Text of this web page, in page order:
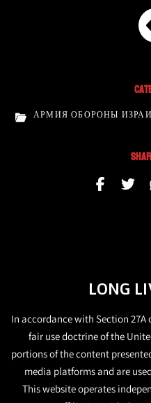
АРМИЯ ОБОРОНЫ
LONG
In accordance with Section
fair use doctrine of the
portions of the content
media platforms and are
This website operates